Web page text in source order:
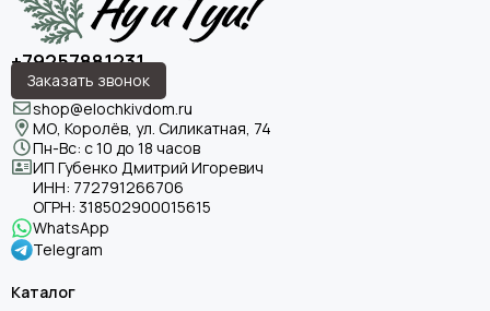
+79257881231
Заказать звонок
shop@elochkivdom.ru
МО, Королёв, ул. Силикатная, 74
Пн-Вс: с 10 до 18 часов
ИП Губенко Дмитрий Игоревич
ИНН: 772791266706
ОГРН: 318502900015615
WhatsApp
Telegram
Каталог